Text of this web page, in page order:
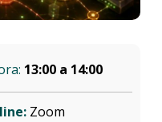
13:00 a 14:00
Zoom